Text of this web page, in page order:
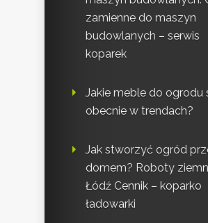
zamienne do maszyn
budowlanych – serwis
koparek
Jakie meble do ogrodu
obecnie w trendach?
Jak stworzyć ogród
domem? Roboty
Łódź Cennik – koparko
ładowarki